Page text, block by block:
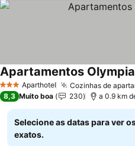
3 EstrelasAparthotel Cozinhas de
Apartamentos
8,3 Muito boa 230 a 0.9 km
Selecione as datas para ver
exatos.